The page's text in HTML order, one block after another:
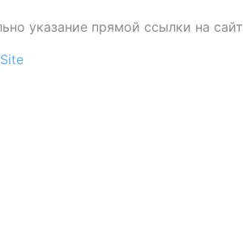
указание прямой ссылки на сайт